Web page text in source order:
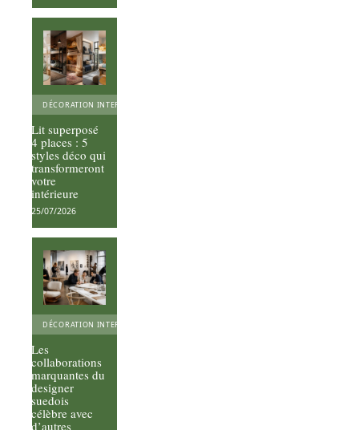
DÉCORATION INTERIEURE
Lit superposé
4 places : 5
styles déco qui
transformeront
votre
intérieure
25/07/2026
DÉCORATION INTERIEURE
Les
collaborations
marquantes du
designer
suedois
célèbre avec
d’autres